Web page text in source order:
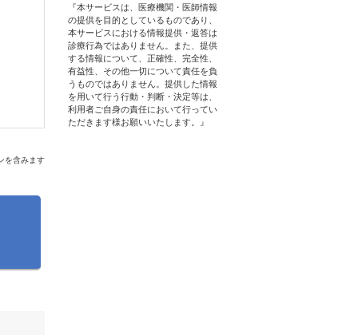
を含みます
『本サービスは、医療機関・医師情報
の提供を目的としているものであり、
本サービスにおける情報提供・返答は
診療行為ではありません。また、提供
する情報について、正確性、完全性、
有益性、その他一切について責任を負
うものではありません。提供した情報
を用いて行う行動・判断・決定等は、
利用者ご自身の責任において行ってい
ただきます様お願いいたします。』